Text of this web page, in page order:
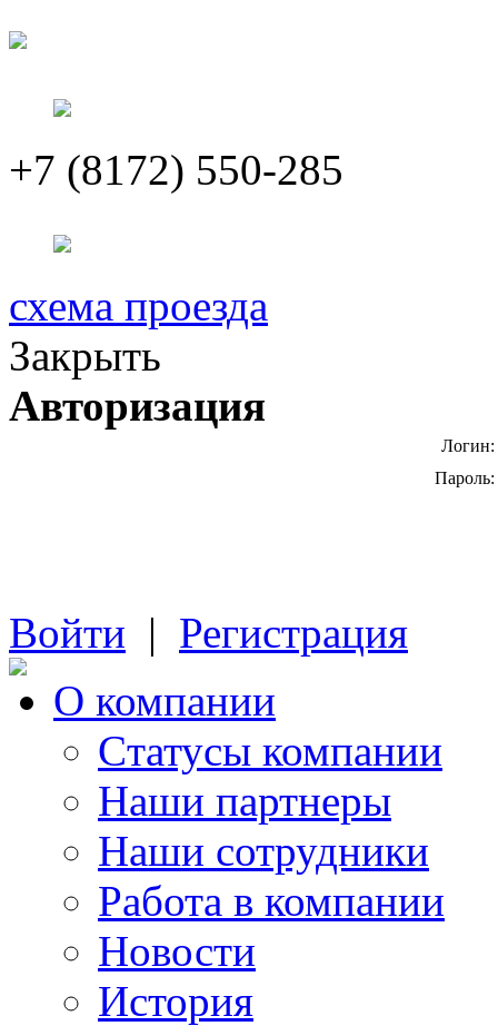
+7 (8172) 550-285
схема проезда
Закрыть
Авторизация
Логин:
Пароль:
Войти | Регистрация
О компании
Cтатусы компании
Наши партнеры
Наши сотрудники
Работа в компании
Новости
История